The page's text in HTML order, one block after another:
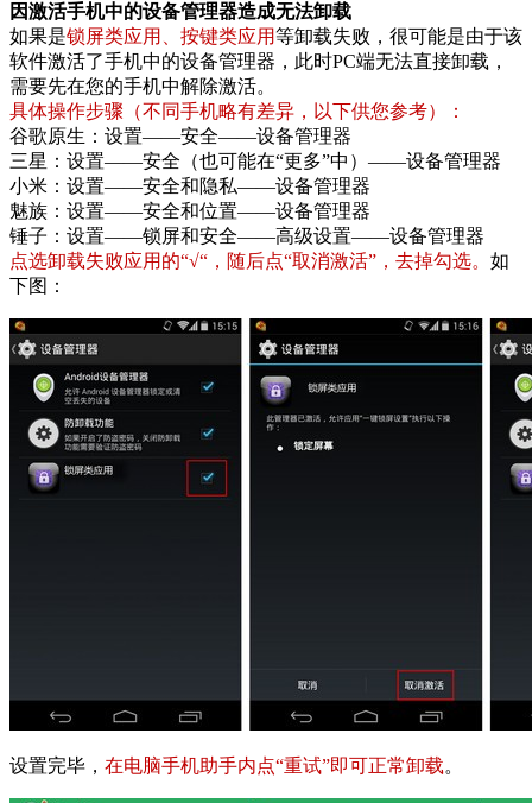
因激活手机中的设备管理器造成无法卸载
如果是锁屏类应用、按键类应用等卸载失败，很可能是由于该
软件激活了手机中的设备管理器，此时PC端无法直接卸载，
需要先在您的手机中解除激活。
具体操作步骤（不同手机略有差异，以下供您参考）：
谷歌原生：设置——安全——设备管理器
三星：设置——安全（也可能在“更多”中）——设备管理器
小米：设置——安全和隐私——设备管理器
魅族：设置——安全和位置——设备管理器
锤子：设置——锁屏和安全——高级设置——设备管理器
点选卸载失败应用的“√“，随后点“取消激活”，去掉勾选。 如
下图：
设置完毕， 在电脑手机助手内点“重试”即可正常卸载。